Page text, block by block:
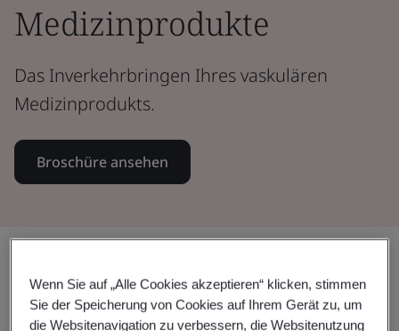
Medizinprodukte
Das Inverkehrbringen Ihres vaskulären
Medizinprodukts.
Broschüre ansehen
Wenn Sie auf „Alle Cookies akzeptieren“ klicken, stimmen
Sie der Speicherung von Cookies auf Ihrem Gerät zu, um
die Websitenavigation zu verbessern, die Websitenutzung